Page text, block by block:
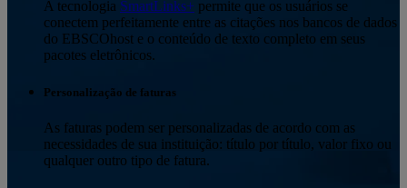
A tecnologia SmartLinks+ permite que os usuários se
conectem perfeitamente entre as citações nos bancos de dados
do EBSCOhost e o conteúdo de texto completo em seus
pacotes eletrônicos.
Personalização de faturas
As faturas podem ser personalizadas de acordo com as
necessidades de sua instituição: título por título, valor fixo ou
qualquer outro tipo de fatura.